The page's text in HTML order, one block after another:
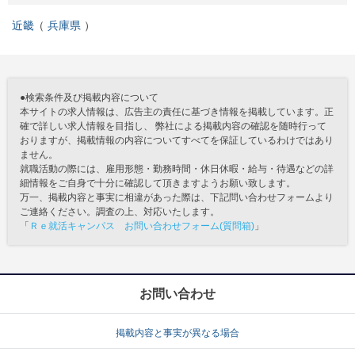
近畿 兵庫県
●検索条件及び掲載内容について
本サイトの求人情報は、広告主の責任に基づき情報を掲載しています。正
確で詳しい求人情報を目指し、 弊社による掲載内容の確認を随時行って
おりますが、掲載情報の内容についてすべてを保証しているわけではあり
ません。
就職活動の際には、雇用形態・勤務時間・休日休暇・給与・待遇などの詳
細情報をご自身で十分に確認して頂きますようお願い致します。
万一、掲載内容と事実に相違があった際は、下記問い合わせフォームより
ご連絡ください。調査の上、対応いたします。
「 Ｒｅ就活キャンパス お問い合わせフォーム(質問箱) 」
お問い合わせ
掲載内容と事実が異なる場合